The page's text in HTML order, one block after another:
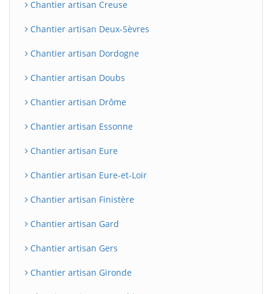
Chantier artisan Creuse
Chantier artisan Deux-Sèvres
Chantier artisan Dordogne
Chantier artisan Doubs
Chantier artisan Drôme
Chantier artisan Essonne
Chantier artisan Eure
Chantier artisan Eure-et-Loir
Chantier artisan Finistère
Chantier artisan Gard
Chantier artisan Gers
Chantier artisan Gironde
B Assistant en ligne